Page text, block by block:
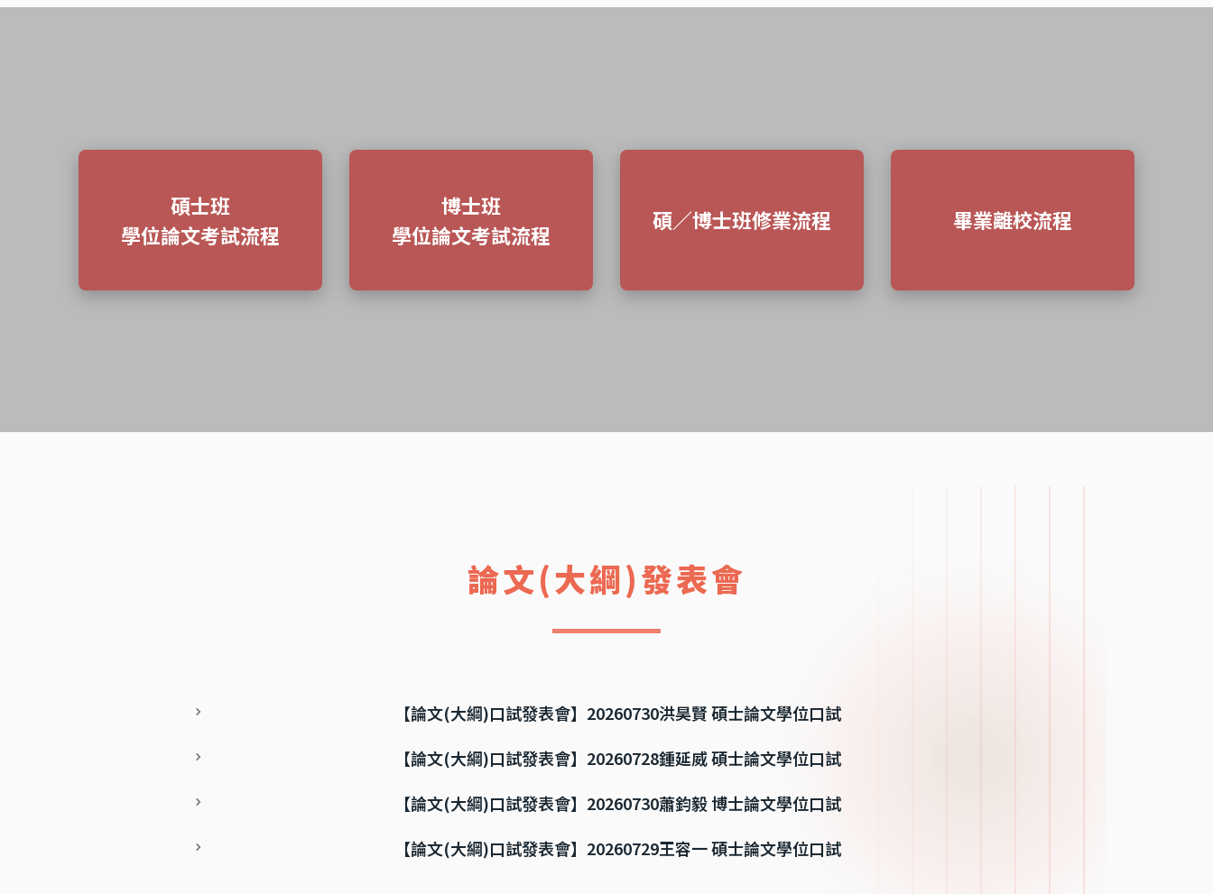
碩士班
學位論文考試流程
博士班
學位論文考試流程
碩／博士班修業流程 畢業離校流程
論文(大綱)發表會
【論文(大綱)口試發表會】20260730洪昊賢 碩士論文學位口試
【論文(大綱)口試發表會】20260728鍾延威 碩士論文學位口試
【論文(大綱)口試發表會】20260730蕭鈞毅 博士論文學位口試
【論文(大綱)口試發表會】20260729王容一 碩士論文學位口試